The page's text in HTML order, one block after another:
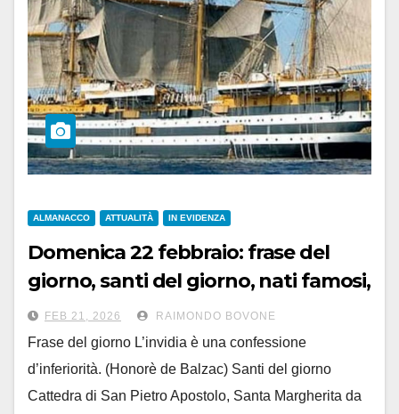
ALMANACCO ATTUALITÀ IN EVIDENZA
Domenica 22 febbraio: frase del
giorno, santi del giorno, nati famosi,
accadde oggi
FEB 21, 2026 RAIMONDO BOVONE
Frase del giorno L’invidia è una confessione
d’inferiorità. (Honorè de Balzac) Santi del giorno
Cattedra di San Pietro Apostolo, Santa Margherita da